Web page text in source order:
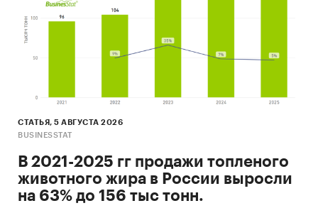
СТАТЬЯ, 5 АВГУСТА 2026
BUSINESSTAT
В 2021-2025 гг продажи топленого
животного жира в России выросли
на 63% до 156 тыс тонн.